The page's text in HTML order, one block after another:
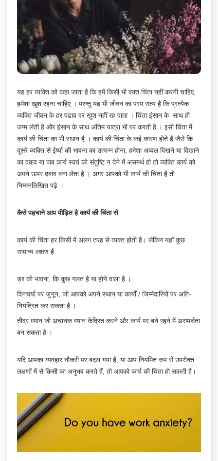
यह हर व्यक्ति को कहा जाता है कि हमें किसी भी वक्त चिंता नहीं करनी चाहिए,
हमेशा खुश रहना चाहिए । परन्तु यह भी जीवन का परम सत्य है कि प्रत्येक
व्यक्ति जीवन के हर पढाव पर खुश नहीं रह पाता । चिंता इंसान के साथ ही
जन्म लेती है और इंसान के साथ अंतिम यात्रा भी पर करती है । इसी चिंता में
कार्य की चिंता का भी स्थान है । कार्य की चिंता के कई कारण होते हैं जैसे कि
दूसरे व्यक्ति से ईर्ष्या की भावना का उत्पन्न होना, हमेशा अव्वल दिखने या दिखाने
का दबाव या जब कार्य स्वयं को संतुष्टि न देने में असमर्थ हो तो व्यक्ति कार्य को
अपने ऊपर दबाव बना लेता है । अगर आपको भी कार्य की चिंता है तो
निम्मनलिखित पढ़े ।
कैसे पहचाने आप पीड़ित है कार्य की चिंता से
कार्य की चिंता हर किसी में अलग तरह से व्यक्त होती है। लेकिन यहाँ कुछ
सामान्य लक्षण हैं:
डर की भावना, कि कुछ गलत है या होने वाला है ।
दिनचर्या पर जुनून, जो आपको अपने स्थान या कार्यों / जिम्मेदारियों पर अति-
नियंत्रित कर सकता है ।
तीव्र ध्यान जो अचानक ध्यान केंद्रित करने और कार्य पर बने रहने में असमर्थता
बन सकता है ।
यदि आपका व्यवहार नौकरी पर बदल गया है, या आप नियमित रूप से उपरोक्त
लक्षणों में से किसी का अनुभव करते हैं, तो आपको कार्य की चिंता हो सकती है।